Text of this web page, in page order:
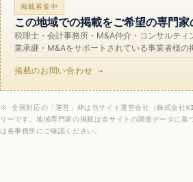
掲載募集中
この地域での掲載をご希望の専門家
税理士・会計事務所・M&A仲介・コンサルティ
業承継・M&Aをサポートされている事業者様の
掲載のお問い合わせ →
※ 全国対応の「運営」枠は当サイト運営会社（株式会
リーです。地域専門家の掲載は当サイトの調査データに基
は各事務所にご確認ください。